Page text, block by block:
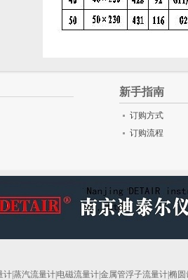
新手指南
订购方式
订购流程
计|蒸汽流量计|电磁流量计|金属管浮子流量计|椭